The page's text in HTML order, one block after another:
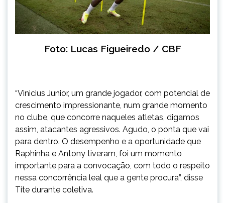
Foto: Lucas Figueiredo / CBF
“Vinicius Junior, um grande jogador, com potencial de
crescimento impressionante, num grande momento
no clube, que concorre naqueles atletas, digamos
assim, atacantes agressivos. Agudo, o ponta que vai
para dentro. O desempenho e a oportunidade que
Raphinha e Antony tiveram, foi um momento
importante para a convocação, com todo o respeito
nessa concorrência leal que a gente procura”, disse
Tite durante coletiva.